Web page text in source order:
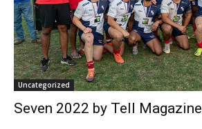
Uncategorized
Seven 2022 by Tell Magazine